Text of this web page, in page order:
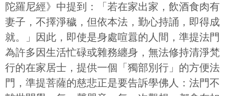
陀羅尼經》中提到：「若在家出家，飲酒食肉有
妻子，不擇淨穢，但依本法，勤心持誦，即得成
就。」因此，即使是身處喧囂的人間，準提法門
為許多因生活忙碌或雜務纏身，無法修持清淨梵
行的在家居士，提供一個「獨部別行」的方便法
門，準提菩薩的慈悲正是要告訴學佛人：法門不